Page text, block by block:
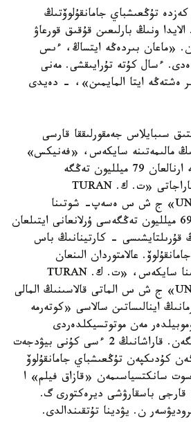
تۇڭعىشباي جامانقۇلوۆتىڭ
ونىڭ بارلىعىن قۇقىق قورعاۋ
«ماعان بىردەڭە ايتساڭ، ءىس
ءسال كۇتە تۇرايىقشى. مەنى
ەشتەڭە ايتا المايمىن»، - دەيدى
سىبايلاس جەمقورلىققا قارسى
مالىمەتىنە سايكەس، «فەنيكس»
كوركەم فيلمىن تۇسىرۋگە ارنالعان 79 ميلليون تەڭگە
كولەمىندەگى بيۋدجەت قاراجاتى «ت. ك. TURAN
UNIVERSAL BUSINESS» ج ش س ەسەپ- شوتىنا
اۋدارىلىپ، سول ارقىلى 69 ميلليون تەڭگەسى ۇرلانعانى ايتىلعان
قۇرىلتايشىسى - كارتينانىڭ باس
عالامتوردان الىنعان
كاسىپورىننىڭ ءتولقۇجاتىنا سايكەس، «ت. ك. TURAN
UNIVERSAL BUSINESS» ج ش س الماتى قالاسىنىڭ المالى
اينالىساتىن سالاسى «كوتەرمە
مەن موتوتسيكلدەردى
جوندەۋ» دەپ كورسەتىلگەن. قاراشانىڭ 2 ءسى كۇنى بيۋدجەت
كۇدىكپەن تۇڭعىشباي جامانقۇلوۆ
سانكتسياسىمەن «قازاق فيلم» ا
باسقارۋشى ديرەكتورى گ.
ن. يۋدينا تۇتقىندالدى.